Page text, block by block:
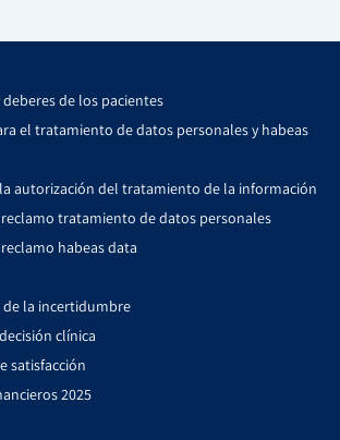
deberes de los pacientes
el tratamiento de datos personales y habeas
autorización del tratamiento de la información
tratamiento de datos personales
habeas data
de la incertidumbre
clínica
satisfacción
2025